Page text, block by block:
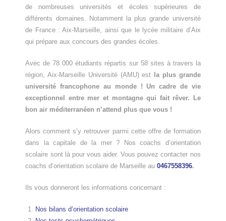
de nombreuses universités et écoles supérieures de
différents domaines. Notamment la plus grande université
de France : Aix-Marseille, ainsi que le lycée militaire d’Aix
qui prépare aux concours des grandes écoles.
Avec de 78 000 étudiants répartis sur 58 sites à travers la
région, Aix-Marseille Université (AMU) est
la plus grande
université francophone au monde ! Un cadre de vie
exceptionnel entre mer et montagne qui fait rêver. Le
bon air méditerranéen n’attend plus que vous !
Alors comment s’y retrouver parmi cette offre de formation
dans la capitale de la mer ? Nos coachs d’orientation
scolaire sont là pour vous aider. Vous pouvez contacter nos
coachs d’orientation scolaire de Marseille au0467558396.
Ils vous donneront les informations concernant :
Nos bilans d’orientation scolaire